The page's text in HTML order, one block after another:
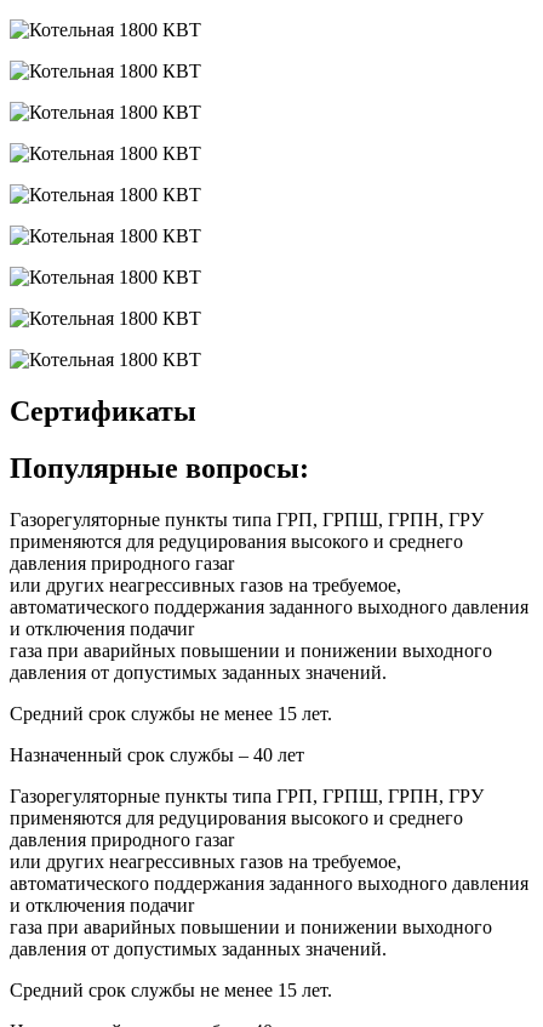
Сертификаты
Популярные вопросы:
Газорегуляторные пункты типа ГРП, ГРПШ, ГРПН, ГРУ
применяются для редуцирования высокого и среднего
давления природного газаr
или других неагрессивных газов на требуемое,
автоматического поддержания заданного выходного давления
и отключения подачиr
газа при аварийных повышении и понижении выходного
давления от допустимых заданных значений.
Средний срок службы не менее 15 лет.
Назначенный срок службы – 40 лет
Газорегуляторные пункты типа ГРП, ГРПШ, ГРПН, ГРУ
применяются для редуцирования высокого и среднего
давления природного газаr
или других неагрессивных газов на требуемое,
автоматического поддержания заданного выходного давления
и отключения подачиr
газа при аварийных повышении и понижении выходного
давления от допустимых заданных значений.
Средний срок службы не менее 15 лет.